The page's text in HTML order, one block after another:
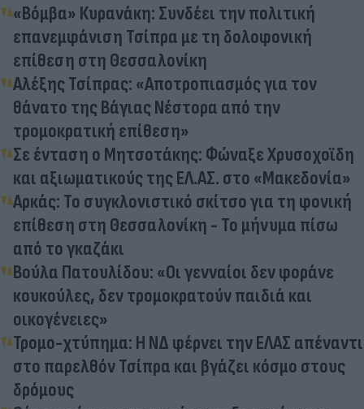
«Βόμβα» Κυρανάκη: Συνδέει την πολιτική
επανεμφάνιση Τσίπρα με τη δολοφονική
επίθεση στη Θεσσαλονίκη
Αλέξης Τσίπρας: «Αποτροπιασμός για τον
θάνατο της Βάγιας Νέστορα από την
τρομοκρατική επίθεση»
Σε ένταση ο Μητσοτάκης: Φώναξε Χρυσοχοϊδη
και αξιωματικούς της ΕΛ.ΑΣ. στο «Μακεδονία»
Αρκάς: Το συγκλονιστικό σκίτσο για τη φονική
επίθεση στη Θεσσαλονίκη - Το μήνυμα πίσω
από το γκαζάκι
Βούλα Πατουλίδου: «Οι γενναίοι δεν φοράνε
κουκούλες, δεν τρομοκρατούν παιδιά και
οικογένειες»
Τρομο-χτύπημα: Η ΝΔ φέρνει την ΕΛΑΣ απέναντι
στο παρελθόν Τσίπρα και βγάζει κόσμο στους
δρόμους